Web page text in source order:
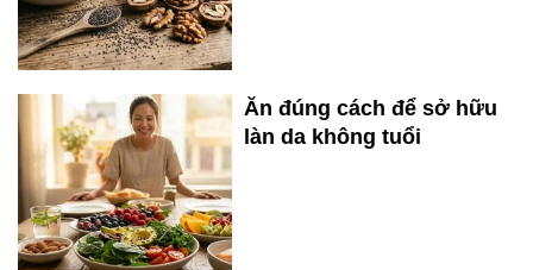
Ăn đúng cách để sở hữu
làn da không tuổi